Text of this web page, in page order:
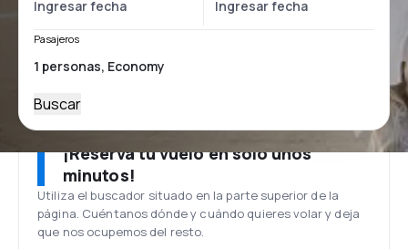
Pasajeros
Buscar
¡Reserva tu vuelo en solo unos
minutos!
Utiliza el buscador situado en la parte superior de la
página. Cuéntanos dónde y cuándo quieres volar y deja
que nos ocupemos del resto.